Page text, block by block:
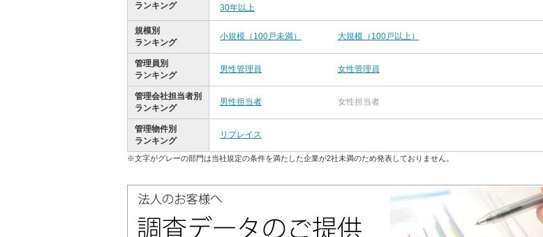
ランキング
30年以上
規模別
ランキング
小規模（100戸未満） 大規模（100戸以上）
管理員別
ランキング
男性管理員 女性管理員
管理会社担当者別
ランキング
男性担当者 女性担当者
管理物件別
ランキング
リプレイス
※文字がグレーの部門は当社規定の条件を満たした企業が2社未満のため発表しておりません。